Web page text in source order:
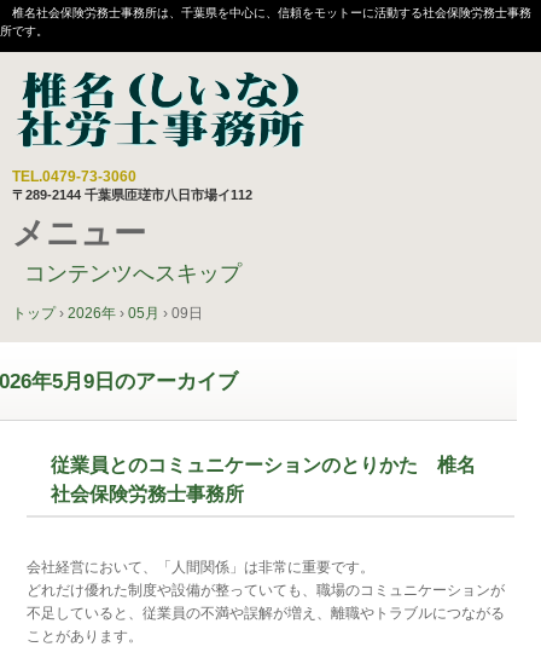
椎名社会保険労務士事務所は、千葉県を中心に、信頼をモットーに活動する社会保険労務士事務
所です。
TEL.0479-73-3060
〒289-2144 千葉県匝瑳市八日市場イ112
メニュー
コンテンツへスキップ
トップ › 2026年 › 05月 › 09日
年5月9日 のアーカイブ
従業員とのコミュニケーションのとりかた 椎名
社会保険労務士事務所
会社経営において、「人間関係」は非常に重要です。
どれだけ優れた制度や設備が整っていても、職場のコミュニケーションが
不足していると、従業員の不満や誤解が増え、離職やトラブルにつながる
ことがあります。